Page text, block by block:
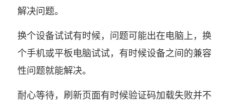
解决问题。
换个设备试试有时候，问题可能出在电脑上，换
个手机或平板电脑试试，有时候设备之间的兼容
性问题就能解决。
耐心等待，刷新页面有时候验证码加载失败并不